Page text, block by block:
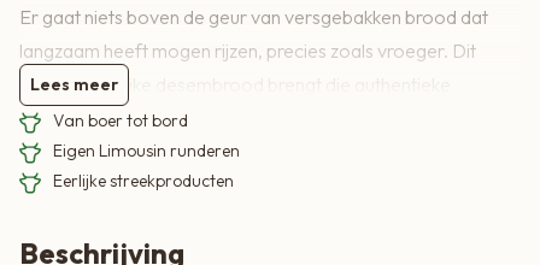
Er gaat niets boven de geur van versgebakken brood dat
langzaam heeft mogen rijzen, precies zoals vroeger. Dit
100% natuurlijke desembrood brengt die authentieke
beleving terug naar je tafel.
Het deeg krijgt maar liefst 24 uur de tijd om rustig te rijzen,
zodat de smaken zich volledig kunnen ontwikkelen. Daarna
resultaat? Een heerlijk luchtig brood met een knapperige,
Lees meer
Van boer tot bord
Eigen Limousin runderen
Eerlijke streekproducten
Beschrijving